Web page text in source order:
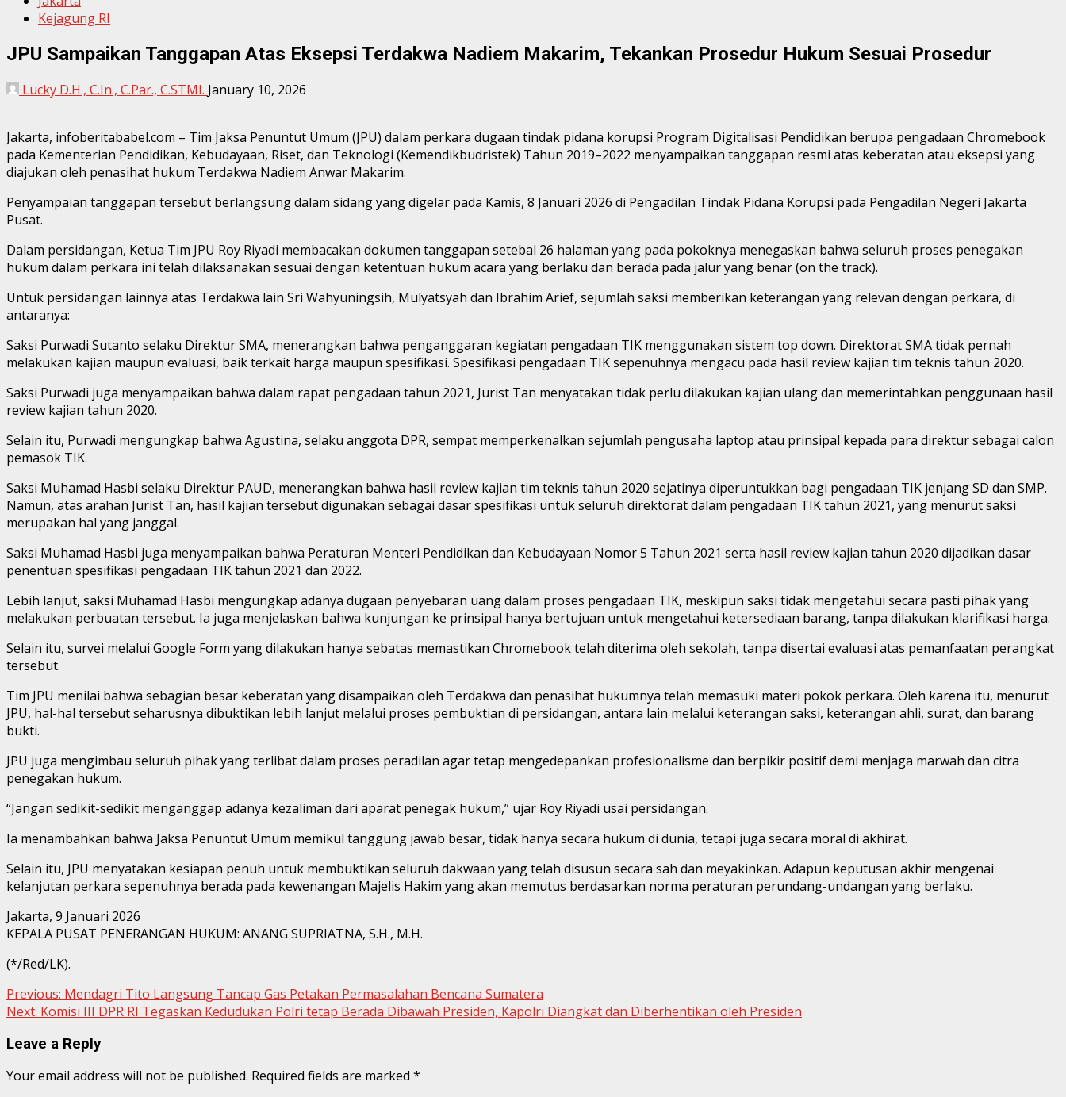
Kejagung RI
JPU Sampaikan Tanggapan Atas Eksepsi Terdakwa Nadiem Makarim, Tekankan Prosedur Hukum Sesuai Prosedur
Lucky D.H., C.In., C.Par., C.STMI. January 10, 2026
Jakarta, infoberitababel.com – Tim Jaksa Penuntut Umum (JPU) dalam perkara dugaan tindak pidana korupsi Program Digitalisasi Pendidikan berupa pengadaan Chromebook
pada Kementerian Pendidikan, Kebudayaan, Riset, dan Teknologi (Kemendikbudristek) Tahun 2019–2022 menyampaikan tanggapan resmi atas keberatan atau eksepsi yang
diajukan oleh penasihat hukum Terdakwa Nadiem Anwar Makarim.
Penyampaian tanggapan tersebut berlangsung dalam sidang yang digelar pada Kamis, 8 Januari 2026 di Pengadilan Tindak Pidana Korupsi pada Pengadilan Negeri Jakarta
Pusat.
Dalam persidangan, Ketua Tim JPU Roy Riyadi membacakan dokumen tanggapan setebal 26 halaman yang pada pokoknya menegaskan bahwa seluruh proses penegakan
hukum dalam perkara ini telah dilaksanakan sesuai dengan ketentuan hukum acara yang berlaku dan berada pada jalur yang benar (on the track).
Untuk persidangan lainnya atas Terdakwa lain Sri Wahyuningsih, Mulyatsyah dan Ibrahim Arief, sejumlah saksi memberikan keterangan yang relevan dengan perkara, di
antaranya:
Saksi Purwadi Sutanto selaku Direktur SMA, menerangkan bahwa penganggaran kegiatan pengadaan TIK menggunakan sistem top down. Direktorat SMA tidak pernah
melakukan kajian maupun evaluasi, baik terkait harga maupun spesifikasi. Spesifikasi pengadaan TIK sepenuhnya mengacu pada hasil review kajian tim teknis tahun 2020.
Saksi Purwadi juga menyampaikan bahwa dalam rapat pengadaan tahun 2021, Jurist Tan menyatakan tidak perlu dilakukan kajian ulang dan memerintahkan penggunaan hasil
review kajian tahun 2020.
Selain itu, Purwadi mengungkap bahwa Agustina, selaku anggota DPR, sempat memperkenalkan sejumlah pengusaha laptop atau prinsipal kepada para direktur sebagai calon
pemasok TIK.
Saksi Muhamad Hasbi selaku Direktur PAUD, menerangkan bahwa hasil review kajian tim teknis tahun 2020 sejatinya diperuntukkan bagi pengadaan TIK jenjang SD dan SMP.
Namun, atas arahan Jurist Tan, hasil kajian tersebut digunakan sebagai dasar spesifikasi untuk seluruh direktorat dalam pengadaan TIK tahun 2021, yang menurut saksi
merupakan hal yang janggal.
Saksi Muhamad Hasbi juga menyampaikan bahwa Peraturan Menteri Pendidikan dan Kebudayaan Nomor 5 Tahun 2021 serta hasil review kajian tahun 2020 dijadikan dasar
penentuan spesifikasi pengadaan TIK tahun 2021 dan 2022.
Lebih lanjut, saksi Muhamad Hasbi mengungkap adanya dugaan penyebaran uang dalam proses pengadaan TIK, meskipun saksi tidak mengetahui secara pasti pihak yang
melakukan perbuatan tersebut. Ia juga menjelaskan bahwa kunjungan ke prinsipal hanya bertujuan untuk mengetahui ketersediaan barang, tanpa dilakukan klarifikasi harga.
Selain itu, survei melalui Google Form yang dilakukan hanya sebatas memastikan Chromebook telah diterima oleh sekolah, tanpa disertai evaluasi atas pemanfaatan perangkat
tersebut.
Tim JPU menilai bahwa sebagian besar keberatan yang disampaikan oleh Terdakwa dan penasihat hukumnya telah memasuki materi pokok perkara. Oleh karena itu, menurut
JPU, hal-hal tersebut seharusnya dibuktikan lebih lanjut melalui proses pembuktian di persidangan, antara lain melalui keterangan saksi, keterangan ahli, surat, dan barang
bukti.
JPU juga mengimbau seluruh pihak yang terlibat dalam proses peradilan agar tetap mengedepankan profesionalisme dan berpikir positif demi menjaga marwah dan citra
penegakan hukum.
“Jangan sedikit-sedikit menganggap adanya kezaliman dari aparat penegak hukum,” ujar Roy Riyadi usai persidangan.
Ia menambahkan bahwa Jaksa Penuntut Umum memikul tanggung jawab besar, tidak hanya secara hukum di dunia, tetapi juga secara moral di akhirat.
Selain itu, JPU menyatakan kesiapan penuh untuk membuktikan seluruh dakwaan yang telah disusun secara sah dan meyakinkan. Adapun keputusan akhir mengenai
kelanjutan perkara sepenuhnya berada pada kewenangan Majelis Hakim yang akan memutus berdasarkan norma peraturan perundang-undangan yang berlaku.
Jakarta, 9 Januari 2026
KEPALA PUSAT PENERANGAN HUKUM: ANANG SUPRIATNA, S.H., M.H.
(*/Red/LK).
Continue
Reading
Previous: Mendagri Tito Langsung Tancap Gas Petakan Permasalahan Bencana Sumatera
Next: Komisi III DPR RI Tegaskan Kedudukan Polri tetap Berada Dibawah Presiden, Kapolri Diangkat dan Diberhentikan oleh Presiden
Leave a Reply
Your email address will not be published. Required fields are marked *